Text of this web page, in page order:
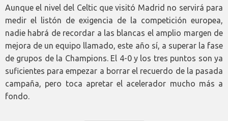
Aunque el nivel del Celtic que visitó Madrid no servirá para
medir el listón de exigencia de la competición europea,
nadie habrá de recordar a las blancas el amplio margen de
mejora de un equipo llamado, este año sí, a superar la fase
de grupos de la Champions. El 4-0 y los tres puntos son ya
suficientes para empezar a borrar el recuerdo de la pasada
campaña, pero toca apretar el acelerador mucho más a
fondo.